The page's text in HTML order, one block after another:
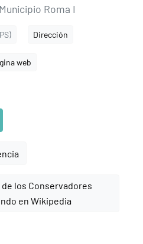
Roma I
Dirección
web
en Wikipedia